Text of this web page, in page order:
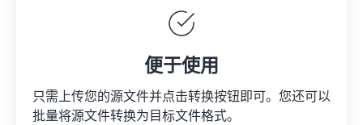
便于使用
只需上传您的源文件并点击转换按钮即可。您还可以
批量将源文件转换为目标文件格式。